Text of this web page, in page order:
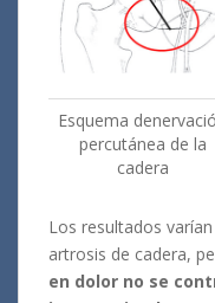
Esquema
percutánea de la
cadera
Los resultados
artrosis de cadera,
en dolor no se